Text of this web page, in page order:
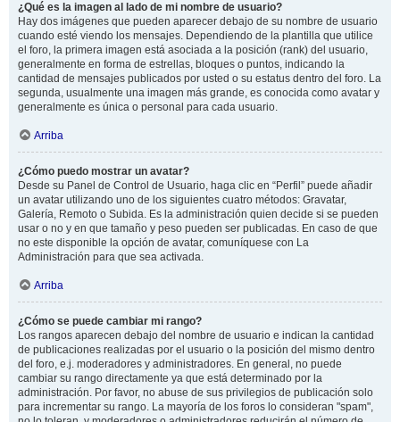
¿Qué es la imagen al lado de mi nombre de usuario?
Hay dos imágenes que pueden aparecer debajo de su nombre de usuario
cuando esté viendo los mensajes. Dependiendo de la plantilla que utilice
el foro, la primera imagen está asociada a la posición (rank) del usuario,
generalmente en forma de estrellas, bloques o puntos, indicando la
cantidad de mensajes publicados por usted o su estatus dentro del foro. La
segunda, usualmente una imagen más grande, es conocida como avatar y
generalmente es única o personal para cada usuario.
Arriba
¿Cómo puedo mostrar un avatar?
Desde su Panel de Control de Usuario, haga clic en “Perfil” puede añadir
un avatar utilizando uno de los siguientes cuatro métodos: Gravatar,
Galería, Remoto o Subida. Es la administración quien decide si se pueden
usar o no y en que tamaño y peso pueden ser publicadas. En caso de que
no este disponible la opción de avatar, comuníquese con La
Administración para que sea activada.
Arriba
¿Cómo se puede cambiar mi rango?
Los rangos aparecen debajo del nombre de usuario e indican la cantidad
de publicaciones realizadas por el usuario o la posición del mismo dentro
del foro, e.j. moderadores y administradores. En general, no puede
cambiar su rango directamente ya que está determinado por la
administración. Por favor, no abuse de sus privilegios de publicación solo
para incrementar su rango. La mayoría de los foros lo consideran "spam",